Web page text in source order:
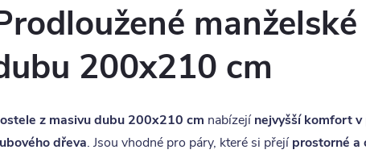
200x210 cm
z masivu dubu 200x210 cm nabízejínejvyšší komfort
dřeva. Jsou vhodné pro páry, které si přejíprostorné a